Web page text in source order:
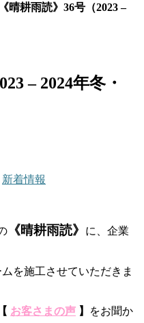
《晴耕雨読》36号（2023 –
– 2024年冬・
新着情報
《晴耕雨読》
に、企業
を施工させていただきま
【 お客さまの声 】
をお聞か